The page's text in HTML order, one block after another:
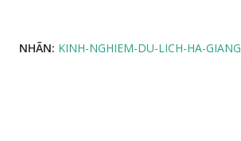
NHÃN: KINH-NGHIEM-DU-LICH-HA-GIANG